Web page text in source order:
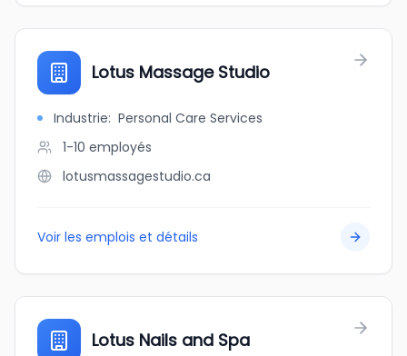
Lotus Massage Studio
Industrie: Personal Care Services
1-10 employés
lotusmassagestudio.ca
Voir les emplois et détails
Lotus Nails and Spa